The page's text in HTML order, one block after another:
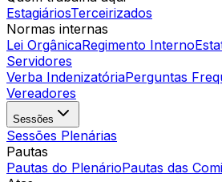
EstagiáriosTerceirizados
Normas internas
Lei OrgânicaRegimento Interno
Servidores
Verba IndenizatóriaPerguntas
Vereadores
Sessões
Sessões Plenárias
Pautas
Pautas do PlenárioPautas das